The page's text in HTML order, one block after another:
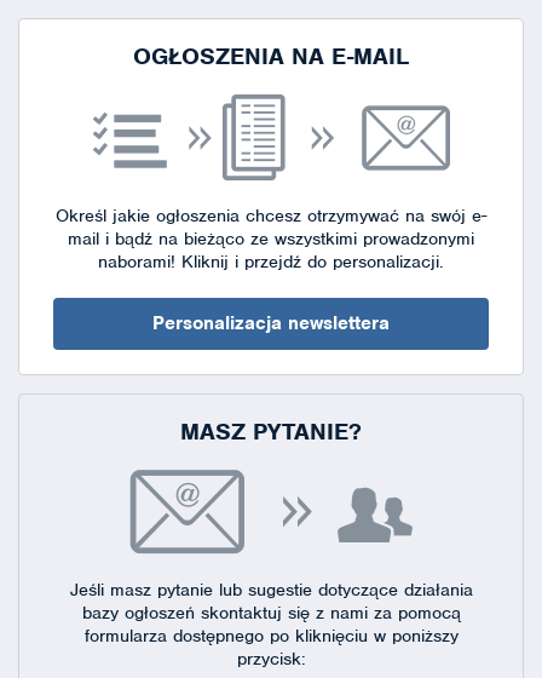
OGŁOSZENIA NA E-MAIL
Określ jakie ogłoszenia chcesz otrzymywać na swój e-
mail i bądź na bieżąco ze wszystkimi prowadzonymi
naborami! Kliknij i przejdź do personalizacji.
Personalizacja newslettera
MASZ PYTANIE?
Jeśli masz pytanie lub sugestie dotyczące działania
bazy ogłoszeń skontaktuj się z nami za pomocą
formularza dostępnegopo kliknięciu w poniższy
przycisk: